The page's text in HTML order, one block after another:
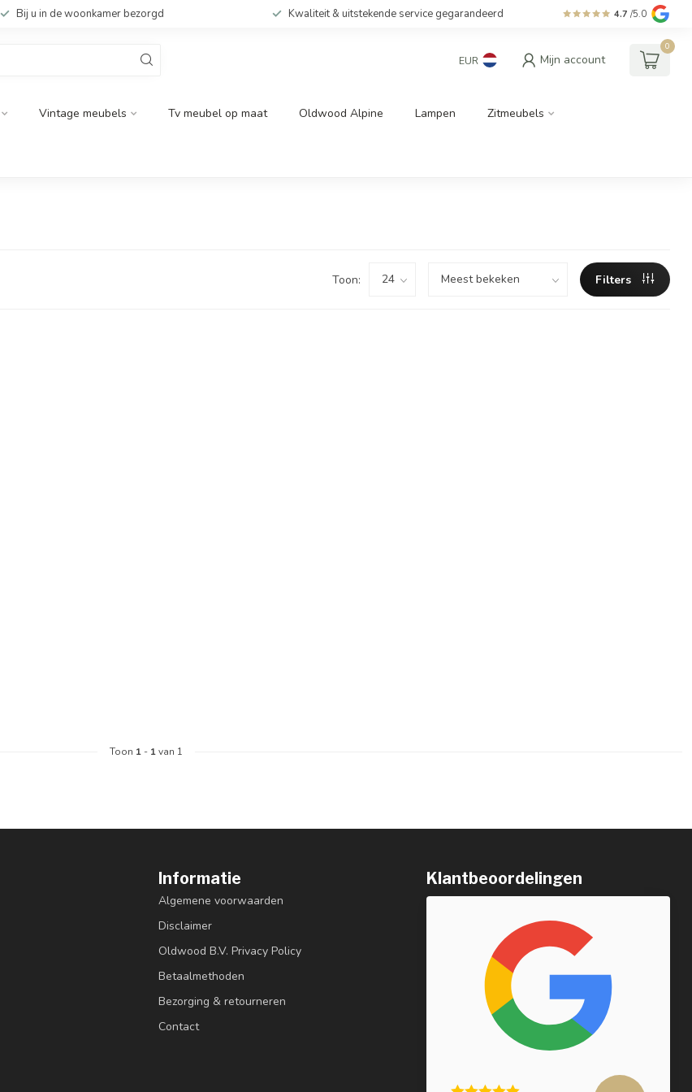
Bij u in de woonkamer bezorgd Kwaliteit & uitstekende service gegarandeerd 4.7 /5.0
EUR Mijn account
0
Vintage meubels Tv meubel op maat Oldwood Alpine Lampen Zitmeubels
Toon: Filters
Toon 1 - 1van 1
Informatie
Algemene voorwaarden
Disclaimer
Oldwood B.V. Privacy Policy
Betaalmethoden
Bezorging & retourneren
Contact
Klantbeoordelingen